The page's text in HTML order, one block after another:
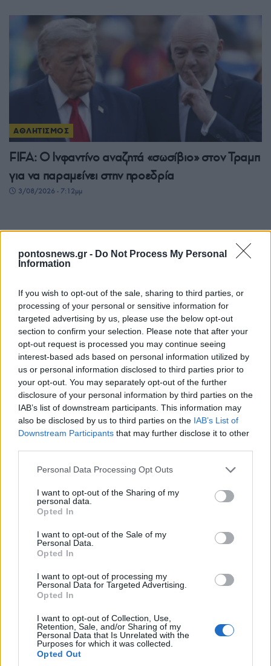
pontosnews.gr - Do Not Process My Personal
Information
If you wish to opt-out of the sale, sharing to third parties, or
processing of your personal or sensitive information for
targeted advertising by us, please use the below opt-out
section to confirm your selection. Please note that after your
opt-out request is processed you may continue seeing
interest-based ads based on personal information utilized by
us or personal information disclosed to third parties prior to
your opt-out. You may separately opt-out of the further
disclosure of your personal information by third parties on the
IAB’s list of downstream participants. This information may
also be disclosed by us to third parties on the IAB’s List of
Downstream Participants that may further disclose it to other
Please note that this website/app uses one or more Google
not limited to your visit or usage behaviour. You may click to
grant or deny consent to Google and its third-party tags to
use your data for below specified purposes in below Google
consent section.
Personal Data Processing Opt Outs
I want to opt-out of the Sharing of my
personal data.
Opted In
I want to opt-out of the Sale of my
Personal Data.
Opted In
I want to opt-out of processing my
Personal Data for Targeted Advertising.
Opted In
I want to opt-out of Collection, Use,
Retention, Sale, and/or Sharing of my
Personal Data that Is Unrelated with the
Purposes for which it was collected.
Opted Out
ΑΘΛΗΤΙΣΜΟΣ
FIFA: Ο Ινφαντίνο αναζητά «σωσίβιο» στον Τραμπ
για να παραμείνει στην προεδρία
3/08/2026 - 7:12μμ
ΑΘΛΗΤΙΣΜΟΣ
Conference League: Με τον ηττημένο του
Χράντετς Κράλοβε – Μπεσίκτας ο Παναθηναϊκός
– Ο αντίπαλος του ΠΑΟΚ
3/08/2026 - 3:50μμ
ΑΘΛΗΤΙΣΜΟΣ
Σόφιας – Καϊράτ Αλμάτι ο ΠΑΟΚ – Απέφυγε τα
μεγαθήρια ο ΟΦΗ
3/08/2026 - 2:40μμ